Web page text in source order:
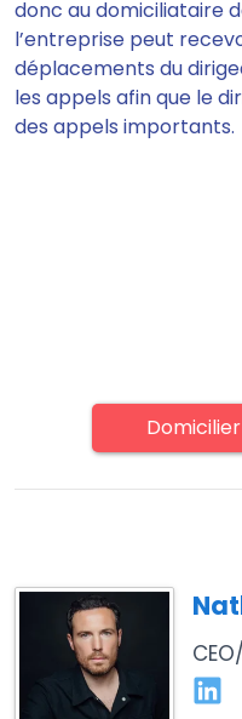
donc au domiciliataire
l’entreprise peut
déplacements du
les appels afin que le
des appels importants.